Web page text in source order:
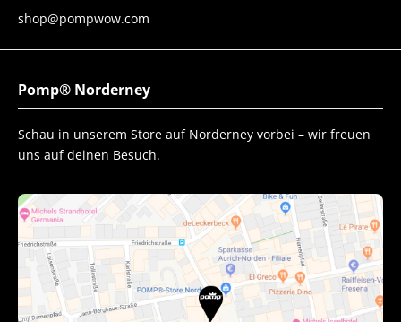
shop@pompwow.com
Pomp® Norderney
Schau in unserem Store auf Norderney vorbei – wir freuen
uns auf deinen Besuch.